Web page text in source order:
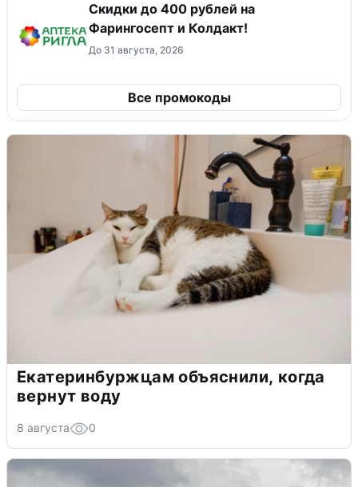
Скидки до 400 рублей на
Фарингосепт и Колдакт!
До 31 августа, 2026
Все промокоды
Екатеринбуржцам объяснили, когда
вернут воду
8 августа 0